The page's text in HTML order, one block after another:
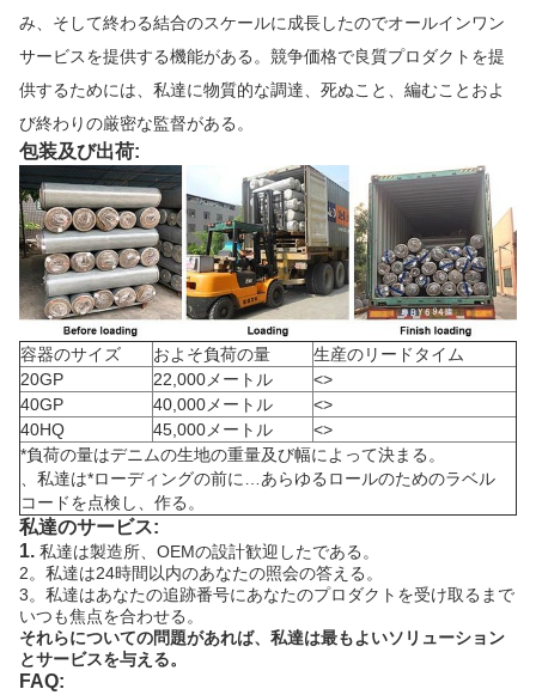
み、そして終わる結合のスケールに成長したのでオールインワン
サービスを提供する機能がある。競争価格で良質プロダクトを提
供するためには、私達に物質的な調達、死ぬこと、編むことおよ
び終わりの厳密な監督がある。
包装及び出荷:
容器のサイズ およそ負荷の量
生産のリードタイム
20GP
22,000メートル
<>
40GP
40,000メートル
<>
40HQ
45,000メートル
<>
*負荷の量はデニムの生地の重量及び幅によって決まる。
、私達は*ローディングの前に…あらゆるロールのためのラベル
コードを点検し、作る。
私達のサービス:
1. 私達は製造所、OEMの設計歓迎したである。
2。私達は24時間以内のあなたの照会の答える。
3。私達はあなたの追跡番号にあなたのプロダクトを受け取るまで
いつも焦点を合わせる。
それらについての問題があれば、私達は最もよいソリューション
とサービスを与える。
FAQ: